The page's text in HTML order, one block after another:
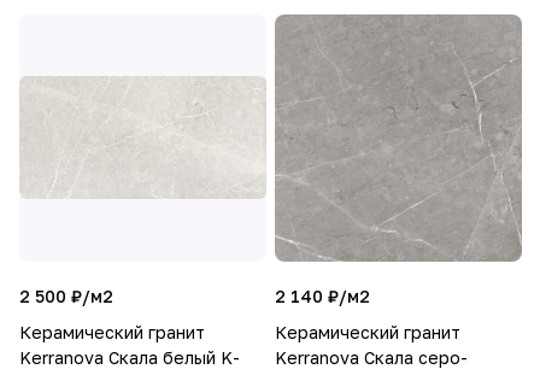
2 500 ₽/м2
Керамический гранит
Kerranova Скала белый K-
2 140 ₽/м2
Керамический гранит
Kerranova Скала серо-